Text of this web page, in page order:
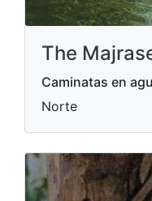
The
Caminatas en
Norte